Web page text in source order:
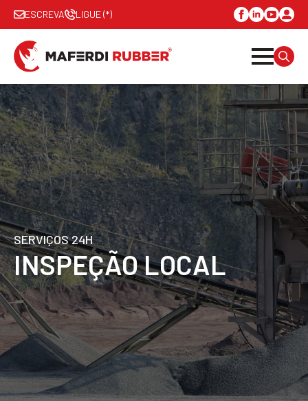
ESCREVA LIGUE (*)
FOR:
SERVIÇOS 24H
INSPEÇÃO LOCAL